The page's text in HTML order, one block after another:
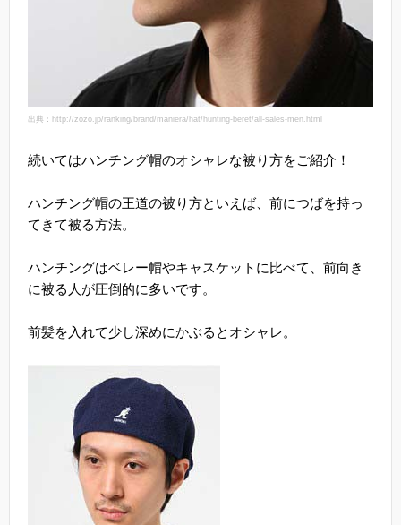
出典：http://zozo.jp/ranking/brand/maniera/hat/hunting-beret/all-sales-men.html
続いてはハンチング帽のオシャレな被り方をご紹介！
ハンチング帽の王道の被り方といえば、前につばを持っ
てきて被る方法。
ハンチングはベレー帽やキャスケットに比べて、前向き
に被る人が圧倒的に多いです。
前髪を入れて少し深めにかぶるとオシャレ。